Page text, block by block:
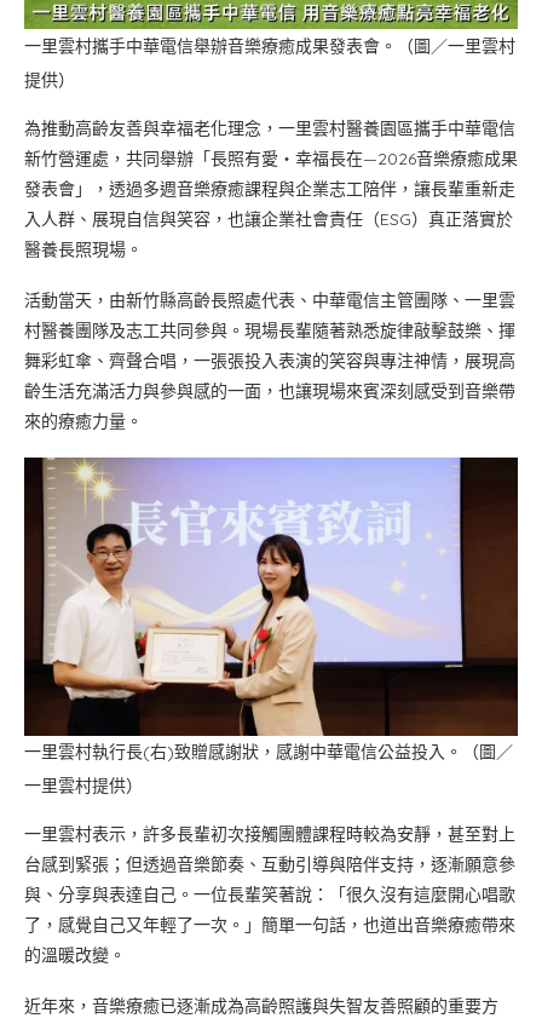
一里雲村攜手中華電信舉辦音樂療癒成果發表會。（圖／一里雲村
提供）
為推動高齡友善與幸福老化理念，一里雲村醫養園區攜手中華電信
新竹營運處，共同舉辦「長照有愛・幸福長在—2026音樂療癒成果
發表會」，透過多週音樂療癒課程與企業志工陪伴，讓長輩重新走
入人群、展現自信與笑容，也讓企業社會責任（ESG）真正落實於
醫養長照現場。
活動當天，由新竹縣高齡長照處代表、中華電信主管團隊、一里雲
村醫養團隊及志工共同參與。現場長輩隨著熟悉旋律敲擊鼓樂、揮
舞彩虹傘、齊聲合唱，一張張投入表演的笑容與專注神情，展現高
齡生活充滿活力與參與感的一面，也讓現場來賓深刻感受到音樂帶
來的療癒力量。
一里雲村執行長(右)致贈感謝狀，感謝中華電信公益投入。（圖／
一里雲村提供）
一里雲村表示，許多長輩初次接觸團體課程時較為安靜，甚至對上
台感到緊張；但透過音樂節奏、互動引導與陪伴支持，逐漸願意參
與、分享與表達自己。一位長輩笑著說：「很久沒有這麼開心唱歌
了，感覺自己又年輕了一次。」簡單一句話，也道出音樂療癒帶來
的溫暖改變。
近年來，音樂療癒已逐漸成為高齡照護與失智友善照顧的重要方